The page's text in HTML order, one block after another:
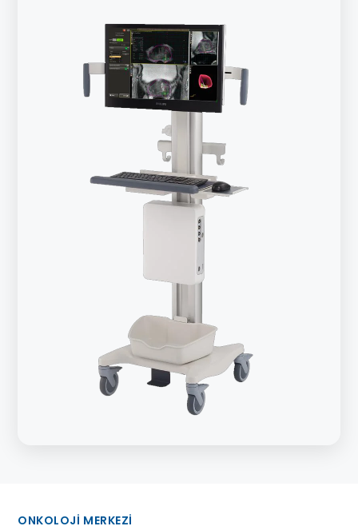
ONKOLOJI MERKEZI